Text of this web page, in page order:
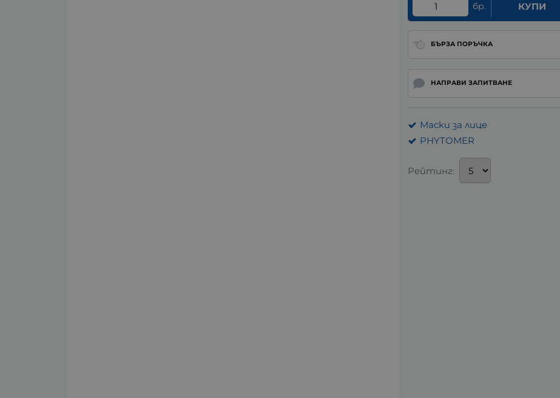
бр. КУПИ
БЪРЗА ПОРЪЧКА
НАПРАВИ ЗАПИТВАНЕ
Маски за лице
PHYTOMER
Рейтинг: